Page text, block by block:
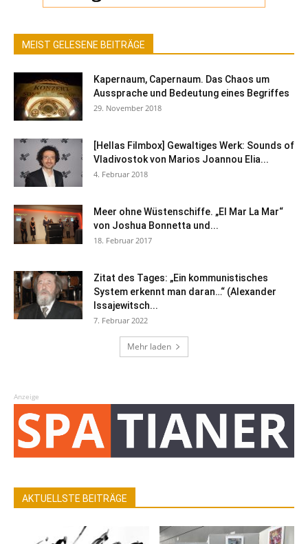
MEIST GELESENE BEITRÄGE
Kapernaum, Capernaum. Das Chaos um
Aussprache und Bedeutung eines Begriffes
29. November 2018
[Hellas Filmbox] Gewaltiges Werk: Sounds of
Vladivostok von Marios Joannou Elia...
4. Februar 2018
Meer ohne Wüstenschiffe. „El Mar La Mar“
von Joshua Bonnetta und...
18. Februar 2017
Zitat des Tages: „Ein kommunistisches
System erkennt man daran…“ (Alexander
Issajewitsch...
7. Februar 2022
Mehr laden
Anzeige
AKTUELLSTE BEITRÄGE